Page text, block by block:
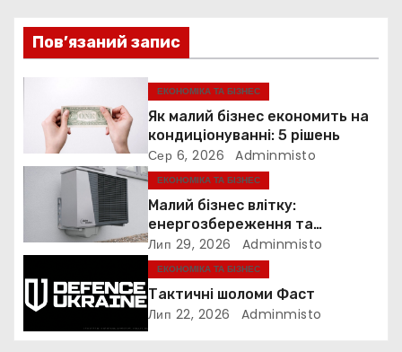
ц
і
я
а
и
с
і
Пов’язаний запис
ЕКОНОМІКА ТА БІЗНЕС
Як малий бізнес економить на
кондиціонуванні: 5 рішень
Сер 6, 2026 Adminmisto
ЕКОНОМІКА ТА БІЗНЕС
Малий бізнес влітку:
енергозбереження та
прибутковість
Лип 29, 2026 Adminmisto
ЕКОНОМІКА ТА БІЗНЕС
Тактичні шоломи Фаст
Лип 22, 2026 Adminmisto